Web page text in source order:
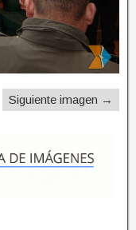
Siguiente imagen →